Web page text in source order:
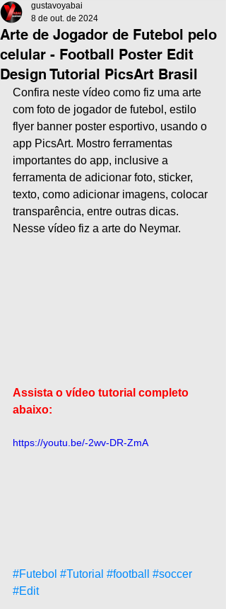
Arte de Jogador de Futebol pelo
celular - Football Poster Edit
Design Tutorial PicsArt Brasil
gustavoyabai
8 de out. de 2024
Confira neste vídeo como fiz uma arte
com foto de jogador de futebol, estilo
flyer banner poster esportivo, usando o
app PicsArt. Mostro ferramentas
importantes do app, inclusive a
ferramenta de adicionar foto, sticker,
texto, como adicionar imagens, colocar
transparência, entre outras dicas.
Nesse vídeo fiz a arte do Neymar.
Assista o vídeo tutorial completo
abaixo:
https://youtu.be/-2wv-DR-ZmA
#Futebol #Tutorial #football
#soccer
#Edit